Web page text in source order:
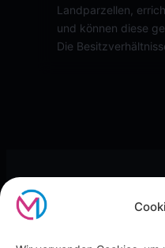
Landparzellen,
und können diese
Die
Metaverse Immomakler